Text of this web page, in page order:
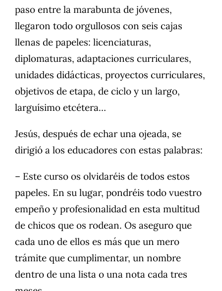
paso entre la marabunta de jóvenes,
llegaron todo orgullosos con seis cajas
llenas de papeles: licenciaturas,
diplomaturas, adaptaciones curriculares,
unidades didácticas, proyectos curriculares,
objetivos de etapa, de ciclo y un largo,
larguísimo etcétera…
Jesús, después de echar una ojeada, se
dirigió a los educadores con estas palabras:
– Este curso os olvidaréis de todos estos
papeles. En su lugar, pondréis todo vuestro
empeño y profesionalidad en esta multitud
de chicos que os rodean. Os aseguro que
cada uno de ellos es más que un mero
trámite que cumplimentar, un nombre
dentro de una lista o una nota cada tres